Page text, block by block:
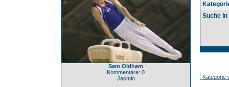
Sam Oldham
Kommentare: 0
Jasmin
Suche